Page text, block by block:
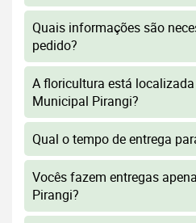
Quais informações são
pedido?
A floricultura está
Municipal Pirangi?
Qual o tempo de entrega
Vocês fazem entregas
Pirangi?